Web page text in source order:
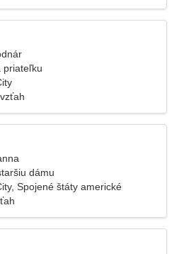
priateľku
dámu
Spojené štáty americké